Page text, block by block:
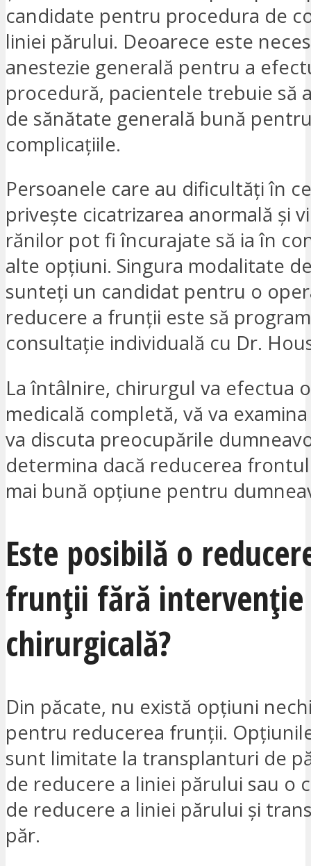
candidate pentru procedura de
liniei părului. Deoarece este
anestezie generală pentru a
procedură, pacientele trebuie să
de sănătate generală bună
complicațiile.
Persoanele care au dificultăți în
privește cicatrizarea anormală și
rănilor pot fi încurajate să ia în
alte opțiuni. Singura modalitate
sunteți un candidat pentru o
reducere a frunții este să
consultație individuală cu Dr.
La întâlnire, chirurgul va efectua
medicală completă, vă va
va discuta preocupările
determina dacă reducerea
mai bună opțiune pentru
Este posibilă o
frunții fără intervenție
chirurgicală?
Din păcate, nu există opțiuni
pentru reducerea frunții.
sunt limitate la transplanturi de
de reducere a liniei părului sau o
de reducere a liniei părului și
păr.